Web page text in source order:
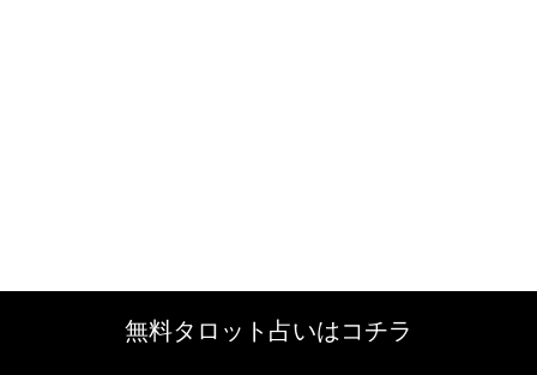
無料タロット占いはコチラ
無料タロット占いはコチラ